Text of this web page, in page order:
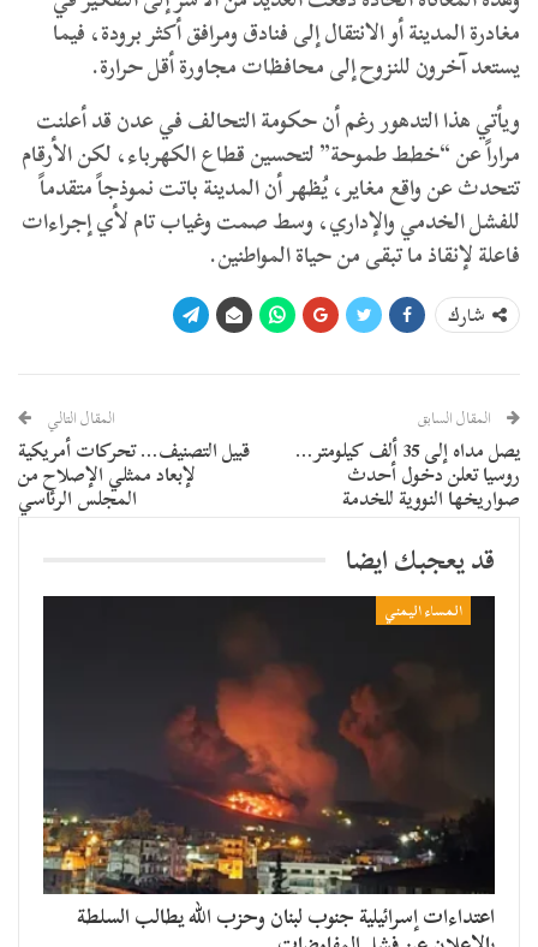
مغادرة المدينة أو الانتقال إلى فنادق ومرافق أكثر برودة، فيما
يستعد آخرون للنزوح إلى محافظات مجاورة أقل حرارة.
ويأتي هذا التدهور رغم أن حكومة التحالف في عدن قد أعلنت
مراراً عن “خطط طموحة” لتحسين قطاع الكهرباء، لكن الأرقام
تتحدث عن واقع مغاير، يُظهر أن المدينة باتت نموذجاً متقدماً
للفشل الخدمي والإداري، وسط صمت وغياب تام لأي إجراءات
فاعلة لإنقاذ ما تبقى من حياة المواطنين.
شارك
المقال السابق
يصل مداه إلى 35 ألف كيلومتر…
روسيا تعلن دخول أحدث
صواريخها النووية للخدمة
المقال التالي
قبيل التصنيف… تحركات أمريكية
لإبعاد ممثلي الإصلاح من
المجلس الرئاسي
قد يعجبك ايضا
المساء اليمني
اعتداءات إسرائيلية جنوب لبنان وحزب الله يطالب السلطة